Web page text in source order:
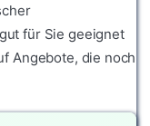
für Sie geeignet
Angebote, die noch